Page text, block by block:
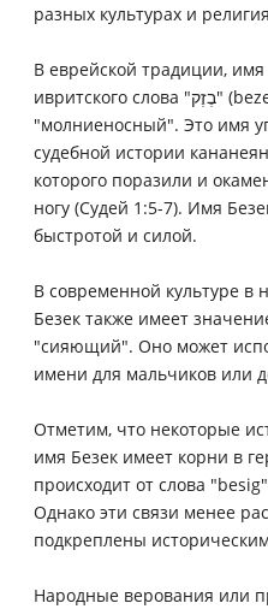
разных культурах и
В еврейской традиции, имя
ивритского слова "בֶזֶק" (bezek) и означает "молния" или
"молниеносный". Это имя
судебной истории
которого поразили и
ногу (Судей 1:5-7). Имя
быстротой и силой.
В современной культуре в
Безек также имеет
"сияющий". Оно может
имени для мальчиков или
Отметим, что некоторые
имя Безек имеет корни в
происходит от слова
Однако эти связи менее
подкреплены
Народные верования или